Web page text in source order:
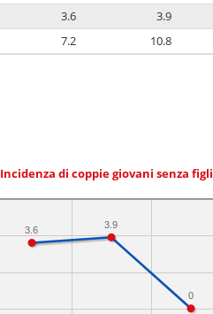
3.6 3.9
7.2 10.8
Incidenza di coppie giovani senza figli
0
3.9
3.6